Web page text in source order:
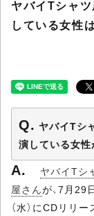
ヤバイTシャツ
している女性
ヤバイTシ
演している女性
ヤバイTシ
屋さんが、7月29
（水）にCDリリー